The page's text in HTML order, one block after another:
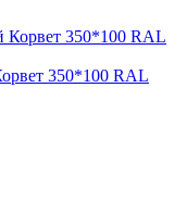
350*100 RAL